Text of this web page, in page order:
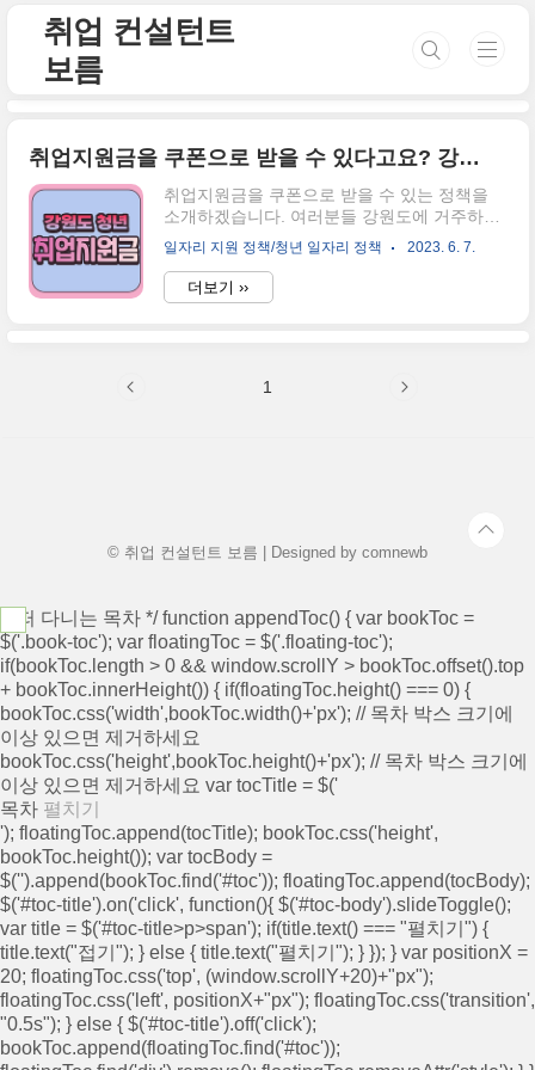
취업 컨설턴트
보름
취업지원금을 쿠폰으로 받을 수 있다고요? 강원도 거주 청년 혜택
취업지원금을 쿠폰으로 받을 수 있는 정책을
소개하겠습니다. 여러분들 강원도에 거주하는
미취업 청년을 대상으로 취업지원금을 "쿠폰형
식"으로 준다는 사실 알고 계신가요? 이 사업
은 이전에 강원도 청년구직활동 지원사업이라
고도 불렸는데요. 사실 강원도에 거주하시는
직 거주하고 있는 청년이 있다면 이 글을 공유
일자리 지원 정책/청년 일자리 정책 2023. 6. 7.
더보기 ››
1
© 취업 컨설턴트 보름 | Designed by comnewb
/* 떠 다니는 목차 */ function appendToc() { var bookToc =
$('.book-toc'); var floatingToc = $('.floating-toc');
if(bookToc.length > 0 && window.scrollY > bookToc.offset().top
+ bookToc.innerHeight()) { if(floatingToc.height() === 0) {
bookToc.css('width',bookToc.width()+'px'); // 목차 박스 크기에
이상 있으면 제거하세요
bookToc.css('height',bookToc.height()+'px'); // 목차 박스 크기에
이상 있으면 제거하세요 var tocTitle = $('
목차 펼치기
'); floatingToc.append(tocTitle); bookToc.css('height',
bookToc.height()); var tocBody =
$('').append(bookToc.find('#toc')); floatingToc.append(tocBody);
$('#toc-title').on('click', function(){ $('#toc-body').slideToggle();
var title = $('#toc-title>p>span'); if(title.text() === "펼치기") {
title.text("접기"); } else { title.text("펼치기"); } }); } var positionX =
20; floatingToc.css('top', (window.scrollY+20)+"px");
floatingToc.css('left', positionX+"px"); floatingToc.css('transition',
"0.5s"); } else { $('#toc-title').off('click');
bookToc.append(floatingToc.find('#toc'));